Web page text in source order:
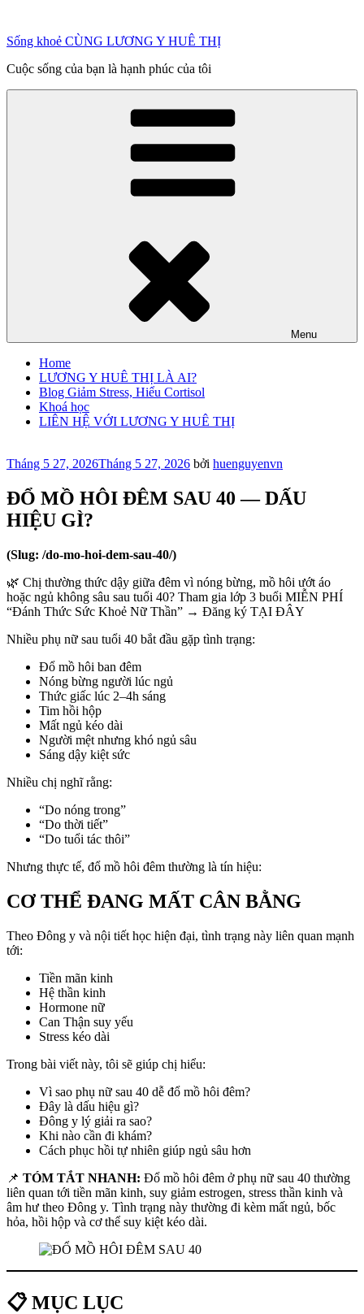
phần
dung
Sống khoẻ CÙNG LƯƠNG Y HUÊ THỊ
Cuộc sống của bạn là hạnh phúc của tôi
Menu
Home
LƯƠNG Y HUÊ THỊ LÀ AI?
Blog Giảm Stress, Hiểu Cortisol
Khoá học
LIÊN HỆ VỚI LƯƠNG Y HUÊ THỊ
Đăng
Tháng 5 27, 2026Tháng 5 27, 2026 bởi huenguyenvn
ĐỔ MỒ HÔI ĐÊM SAU 40 — DẤU
HIỆU GÌ?
(Slug: /do-mo-hoi-dem-sau-40/)
🌿 Chị thường thức dậy giữa đêm vì nóng bừng, mồ hôi ướt áo
hoặc ngủ không sâu sau tuổi 40? Tham gia lớp 3 buổi MIỄN PHÍ
“Đánh Thức Sức Khoẻ Nữ Thần” → Đăng ký TẠI ĐÂY
Nhiều phụ nữ sau tuổi 40 bắt đầu gặp tình trạng:
Đổ mồ hôi ban đêm
Nóng bừng người lúc ngủ
Thức giấc lúc 2–4h sáng
Tim hồi hộp
Mất ngủ kéo dài
Người mệt nhưng khó ngủ sâu
Sáng dậy kiệt sức
Nhiều chị nghĩ rằng:
“Do nóng trong”
“Do thời tiết”
“Do tuổi tác thôi”
Nhưng thực tế, đổ mồ hôi đêm thường là tín hiệu:
CƠ THỂ ĐANG MẤT CÂN BẰNG
Theo Đông y và nội tiết học hiện đại, tình trạng này liên quan mạnh
tới:
Tiền mãn kinh
Hệ thần kinh
Hormone nữ
Can Thận suy yếu
Stress kéo dài
Trong bài viết này, tôi sẽ giúp chị hiểu:
Vì sao phụ nữ sau 40 dễ đổ mồ hôi đêm?
Đây là dấu hiệu gì?
Đông y lý giải ra sao?
Khi nào cần đi khám?
Cách phục hồi tự nhiên giúp ngủ sâu hơn
📌 TÓM TẮT NHANH: Đổ mồ hôi đêm ở phụ nữ sau 40 thường
liên quan tới tiền mãn kinh, suy giảm estrogen, stress thần kinh và
âm hư theo Đông y. Tình trạng này thường đi kèm mất ngủ, bốc
hỏa, hồi hộp và cơ thể suy kiệt kéo dài.
📋 MỤC LỤC